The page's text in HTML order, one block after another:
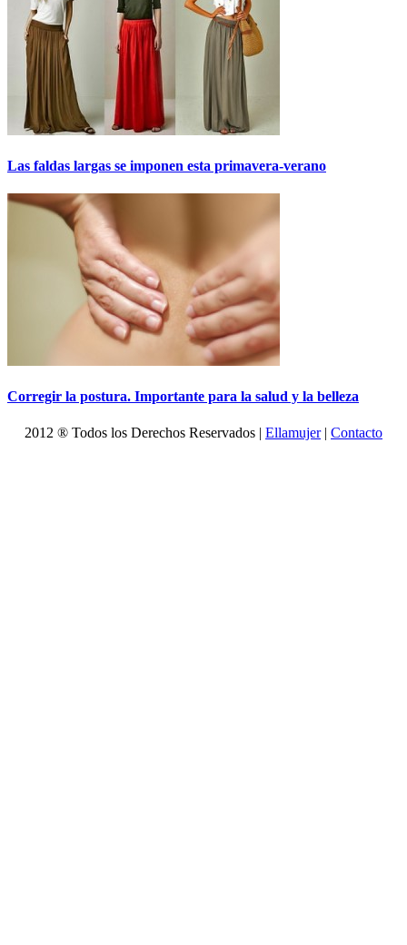
Las faldas largas se imponen esta primavera-verano
Corregir la postura. Importante para la salud y la belleza
2012 ® Todos los Derechos Reservados | Ellamujer| Contacto